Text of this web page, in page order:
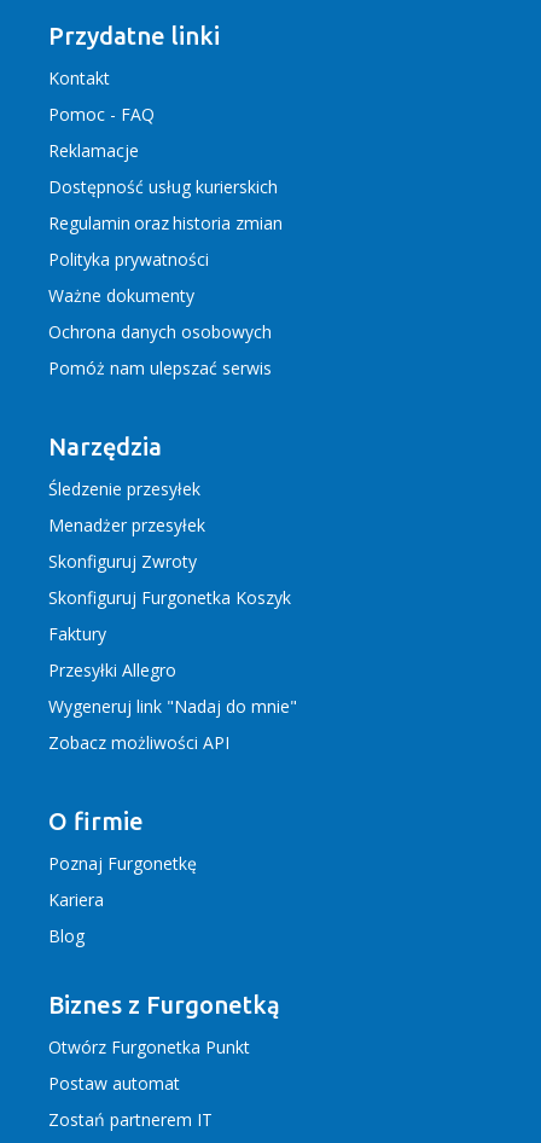
Przydatne linki
Kontakt
Pomoc - FAQ
Reklamacje
Dostępność usług kurierskich
Regulamin orazhistoria zmian
Polityka prywatności
Ważne dokumenty
Ochrona danych osobowych
Pomóż nam ulepszać serwis
Narzędzia
Śledzenie przesyłek
Menadżer przesyłek
Skonfiguruj Zwroty
Skonfiguruj Furgonetka Koszyk
Faktury
Przesyłki Allegro
Wygeneruj link "Nadaj do mnie"
Zobacz możliwości API
O firmie
Poznaj Furgonetkę
Kariera
Blog
Biznes z Furgonetką
Otwórz Furgonetka Punkt
Postaw automat
Zostań partnerem IT